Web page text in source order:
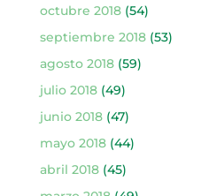
octubre 2018(54)
septiembre 2018(53)
agosto 2018(59)
julio 2018(49)
junio 2018(47)
mayo 2018(44)
abril 2018(45)